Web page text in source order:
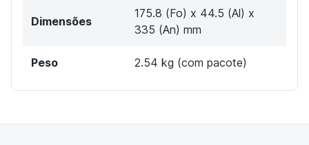
Dimensões
175.8 (Fo) x 44.5 (Al) x
335 (An) mm
Peso 2.54 kg (com pacote)